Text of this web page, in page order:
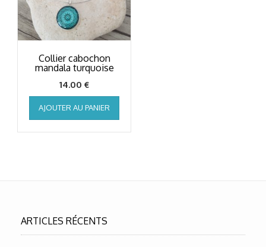
Collier cabochon
mandala turquoise
14.00€
AJOUTER AU PANIER
ARTICLES RÉCENTS